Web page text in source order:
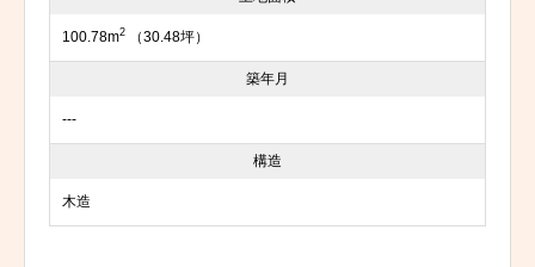
100.78m2 （30.48坪）
築年月
---
構造
木造